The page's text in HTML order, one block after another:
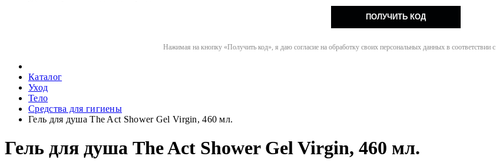
ПОЛУЧИТЬ КОД
Нажимая на кнопку «Получить код», я даю согласие на обработку своих персональных данных в соответствии с
Каталог
Уход
Тело
Средства для гигиены
Гель для душа The Act Shower Gel Virgin, 460 мл.
Гель для душа The Act Shower Gel Virgin, 460 мл.